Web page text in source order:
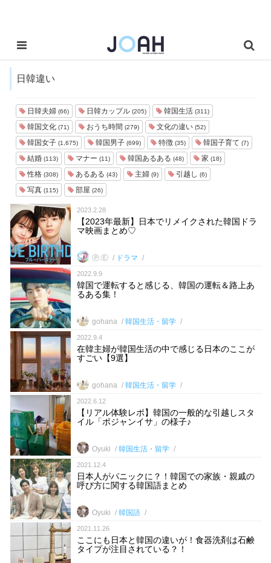
日韓違い
日韓夫婦 (66) 日韓カップル (205) 韓国生活 (311)
韓国文化 (71) おうち時間 (279) 文化の違い (52)
韓国女子 (1,675) 韓国男子 (699) 特徴 (35) 韓国子育て (7)
結婚 (113) マナー (11) 韓国あるある (48) 家 (18)
性格 (308) あるある (43) 主婦 (9) 引越し (6)
写真 (115) 部屋 (26)
2023.2.28
【2023年最新】日本でリメイクされた韓国ドラ
マ映画まとめ♡
Ⓟ.Ⓔ ドラマ
2022.9.9
韓国で運転すると感じる、韓国の運転＆路上あ
るある集！
gohana 韓国生活・留学
2022.9.4
在韓主婦が韓国生活の中で感じる日本のここが
すごい【9選】
gohana 韓国生活・留学
2022.6.12
【リアル体験レポ】韓国の一般的な引越しスタ
イル「ポジャンイサ」の様子♪
Oyuki 韓国生活・留学
2021.12.4
日本人がパニックに？！韓国での家族・親戚の
呼び方に関する韓国語まとめ
Oyuki 韓国語
2021.11.26
ここにも日本と韓国の違いが！食器洗剤は石鹸
タイプが注目されている？！